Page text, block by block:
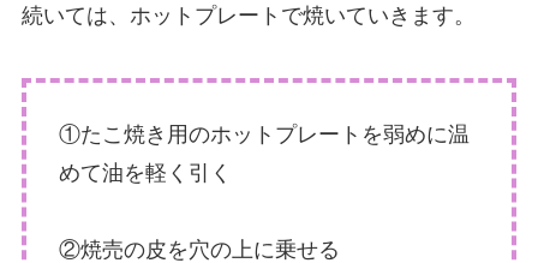
続いては、ホットプレートで焼いていきます。
①たこ焼き用のホットプレートを弱めに温
めて油を軽く引く
②焼売の皮を穴の上に乗せる